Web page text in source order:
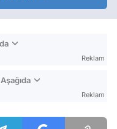
Reklam
Reklam